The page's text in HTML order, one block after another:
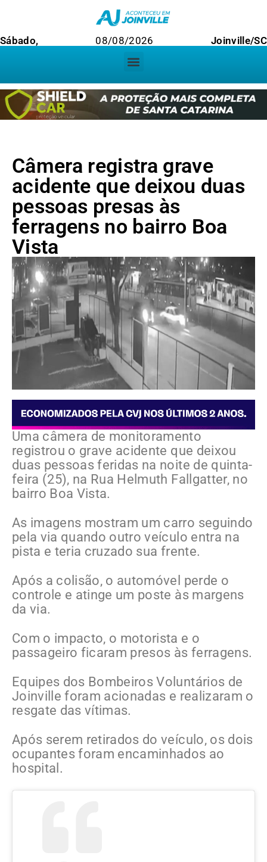
Sábado, 08/08/2026 Joinville/SC
Câmera registra grave
acidente que deixou duas
pessoas presas às
ferragens no bairro Boa
Vista
Uma câmera de monitoramento
registrou o grave acidente que deixou
duas pessoas feridas na noite de quinta-
feira (25), na Rua Helmuth Fallgatter, no
bairro Boa Vista.
As imagens mostram um carro seguindo
pela via quando outro veículo entra na
pista e teria cruzado sua frente.
Após a colisão, o automóvel perde o
controle e atinge um poste às margens
da via.
Com o impacto, o motorista e o
passageiro ficaram presos às ferragens.
Equipes dos Bombeiros Voluntários de
Joinville foram acionadas e realizaram o
resgate das vítimas.
Após serem retirados do veículo, os dois
ocupantes foram encaminhados ao
hospital.